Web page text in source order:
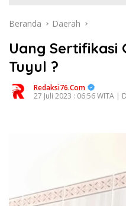
Beranda Daerah
Uang Sertifikasi
Tuyul ?
Redaksi76.com
27 Juli 2023 : 06:56 WITA |